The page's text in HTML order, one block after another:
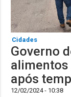
Cidades
Governo
alimentos
após
12/02/2024 - 10:38